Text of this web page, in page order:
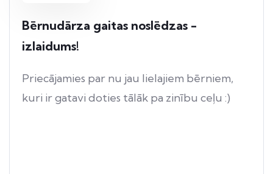
Bērnudārza gaitas noslēdzas -
izlaidums!
Priecājamies par nu jau lielajiem bērniem,
kuri ir gatavi doties tālāk pa zinību ceļu :)